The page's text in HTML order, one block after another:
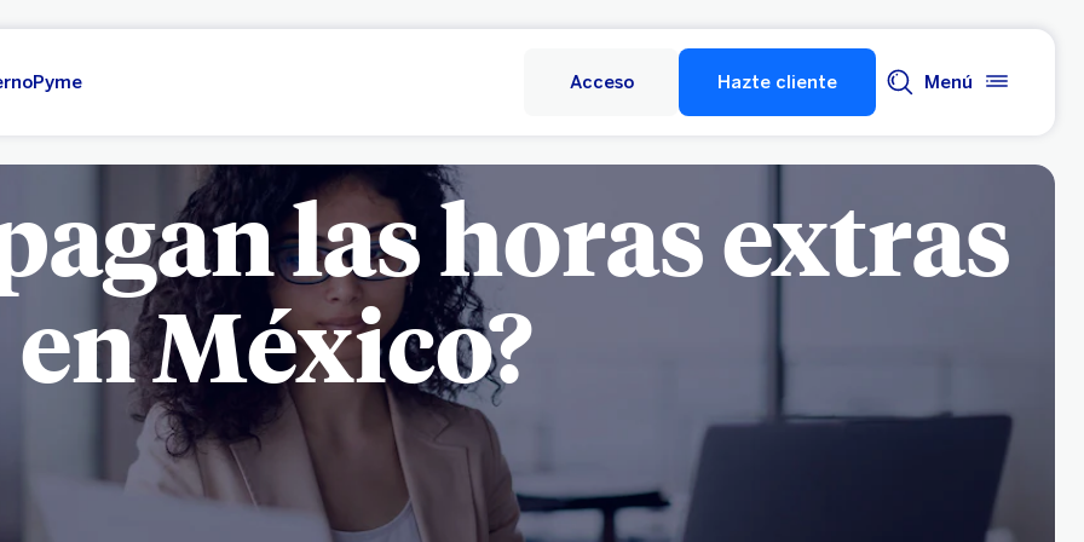
Pyme Acceso Hazte cliente Menú
las horas extras
en México?